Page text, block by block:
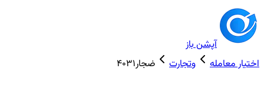
آپشن باز
اختیار معامله
وتجارت ضجار4031